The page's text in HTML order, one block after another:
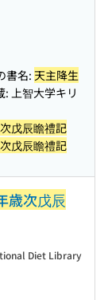
書名:天主降生
: 上智大学キリ
戊辰瞻禮記
戊辰瞻禮記
歳次戊辰
Diet Library